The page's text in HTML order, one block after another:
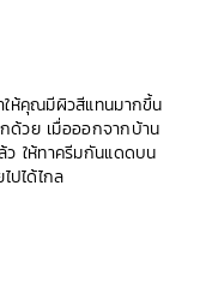
ให้คุณมีผิวสีแทนมากขึ้น
ด้วย เมื่อออกจากบ้าน
ว ให้ทาครีมกันแดดบน
ปได้ไกล